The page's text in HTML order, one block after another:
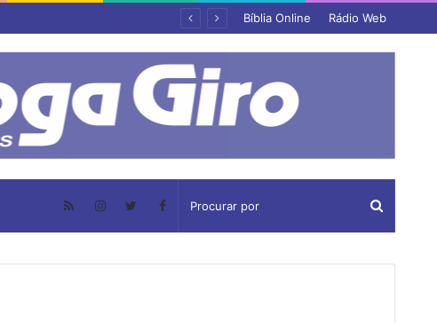
Bíblia Online Rádio Web